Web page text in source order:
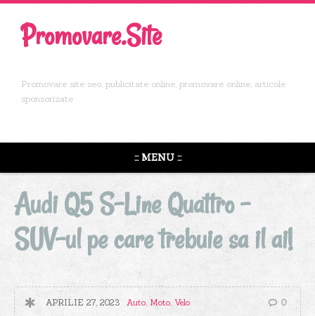
Promovare.Site
Promovare site seo, publicitate online, promovare online, articole
sponsorizate
::: MENU :::
Audi Q5 S-Line Quattro –
SUV-ul pe care trebuie sa il ai!
APRILIE 27, 2023 Auto, Moto, Velo 0